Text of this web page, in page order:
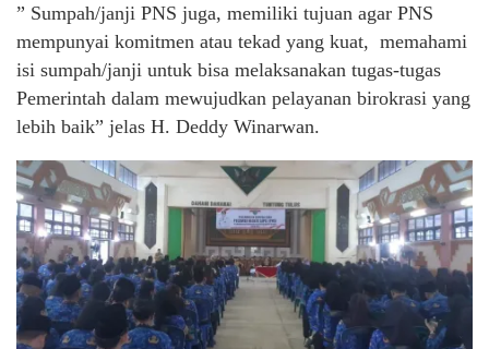
” Sumpah/janji PNS juga, memiliki tujuan agar PNS
mempunyai komitmen atau tekad yang kuat, memahami
isi sumpah/janji untuk bisa melaksanakan tugas-tugas
Pemerintah dalam mewujudkan pelayanan birokrasi yang
lebih baik” jelas H. Deddy Winarwan.